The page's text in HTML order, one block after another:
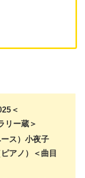
＜
リー蔵＞
ス）小夜子
アノ）＜曲目